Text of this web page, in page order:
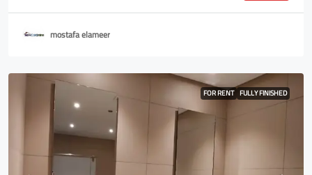
mostafa elameer
FOR RENT FULLY FINISHED